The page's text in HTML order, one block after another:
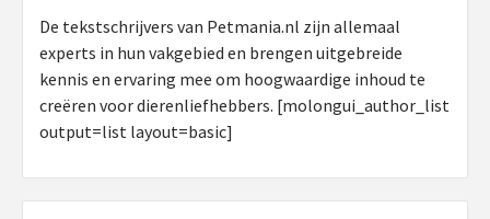
De tekstschrijvers van Petmania.nl zijn allemaal
experts in hun vakgebied en brengen uitgebreide
kennis en ervaring mee om hoogwaardige inhoud te
creëren voor dierenliefhebbers. [molongui_author_list
output=list layout=basic]